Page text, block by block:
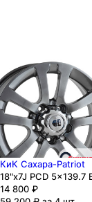
КиК Сахара-Patriot
18"x7J PCD
14 800 ₽